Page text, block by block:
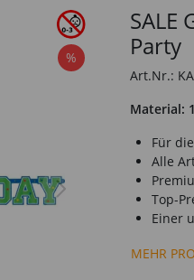
%
SALE
Party
Art.Nr.:
Material:
Für
Alle
Top-
Einer
MEHR